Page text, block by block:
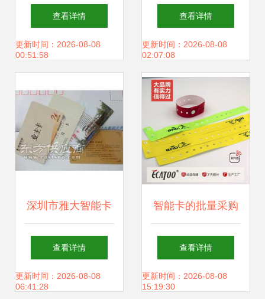
融社保卡制证标准
的证卡打印机
查看详情
更新时间：2026-08-08
00:51:58
考勤卡 智能卡应用
的多功能选择
查看详情
更新时间：2026-08-08
02:07:08
深圳市雅大智能卡
智能卡领域的创新
先锋
查看详情
更新时间：2026-08-08
06:41:28
智能卡的批量采购
与优质供应——发
现邮编商务网
查看详情
更新时间：2026-08-08
15:19:30